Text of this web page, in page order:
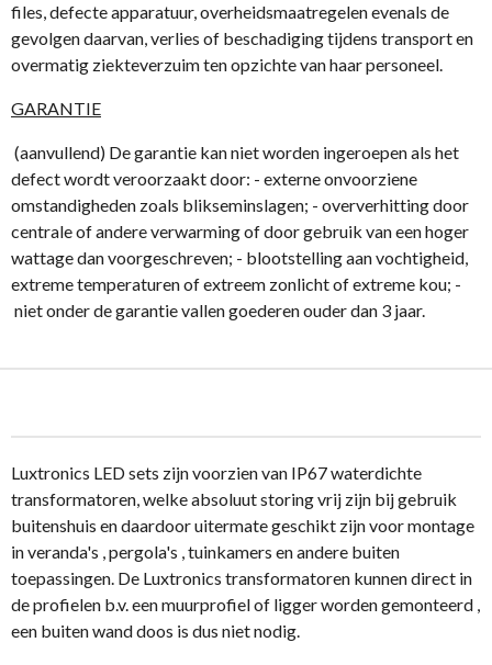
files, defecte apparatuur, overheidsmaatregelen evenals de
gevolgen daarvan, verlies of beschadiging tijdens transport en
overmatig ziekteverzuim ten opzichte van haar personeel.
GARANTIE
(aanvullend) De garantie kan niet worden ingeroepen als het
defect wordt veroorzaakt door: - externe onvoorziene
omstandigheden zoals blikseminslagen; - oververhitting door
centrale of andere verwarming of door gebruik van een hoger
wattage dan voorgeschreven; - blootstelling aan vochtigheid,
extreme temperaturen of extreem zonlicht of extreme kou; -
niet onder de garantie vallen goederen ouder dan 3 jaar.
Luxtronics LED sets zijn voorzien van IP67 waterdichte
transformatoren, welke absoluut storing vrij zijn bij gebruik
buitenshuis en daardoor uitermate geschikt zijn voor montage
in veranda's , pergola's , tuinkamers en andere buiten
toepassingen. De Luxtronics transformatoren kunnen direct in
de profielen b.v. een muurprofiel of ligger worden gemonteerd ,
een buiten wand doos is dus niet nodig.